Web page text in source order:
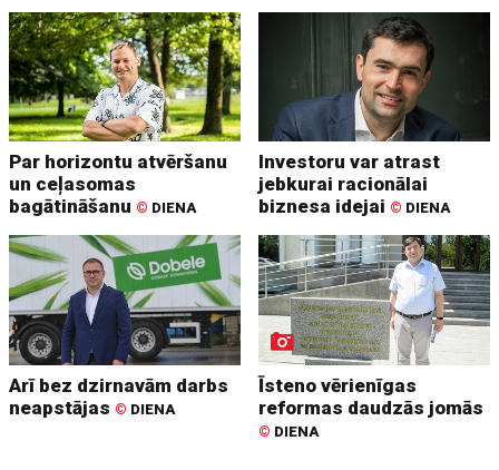
Par horizontu atvēršanu
un ceļasomas
bagātināšanu © DIENA
Investoru var atrast
jebkurai racionālai
biznesa idejai © DIENA
Arī bez dzirnavām darbs
neapstājas © DIENA
Īsteno vērienīgas
reformas daudzās jomās
© DIENA